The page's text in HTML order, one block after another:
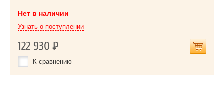
Нет в наличии
Узнать о поступлении
122 930Р
К сравнению